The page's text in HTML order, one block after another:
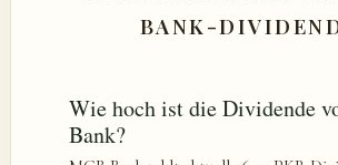
BANK-
Wie hoch ist die Dividende
Bank?